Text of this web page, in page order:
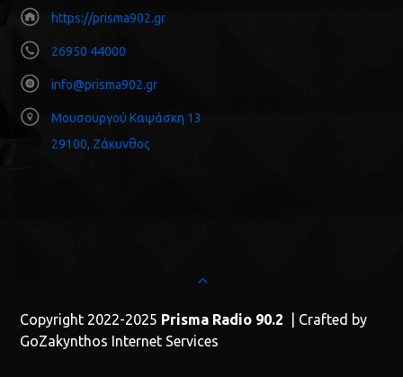
https://prisma902.gr
26950 44000
info@prisma902.gr
Μουσουργού Καψάσκη 13
29100, Ζάκυνθος
Copyright 2022-2025 Prisma Radio 90.2 | Crafted by
GoZakynthos Internet Services